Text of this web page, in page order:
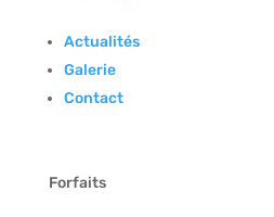
Actualités
Galerie
Contact
Forfaits